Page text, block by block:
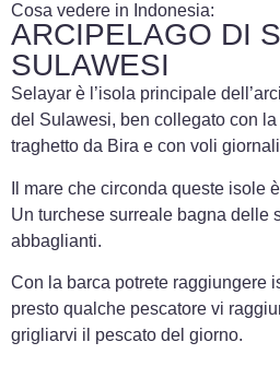
Cosa vedere in Indonesia:
ARCIPELAGO DI
SULAWESI
Selayar è l’isola principale
del Sulawesi, ben collegato con
traghetto da Bira e con voli
Il mare che circonda queste isole
Un turchese surreale bagna delle
abbaglianti.
Con la barca potrete raggiungere
presto qualche pescatore vi
grigliarvi il pescato del giorno.